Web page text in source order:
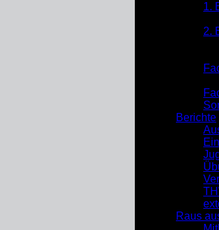
1.
2.
Berichte
Raus